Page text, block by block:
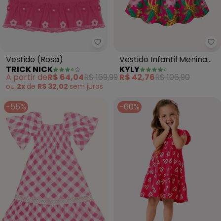
Trick Nick - Vestido (Rosa)
Vestido (Rosa)
TRICK NICK
A partir deR$ 64,04R$ 169,99
ou 2x de R$ 32,02 sem juros
Vestido Infantil Menina
em Algodão (Rosa)
KYLY
R$ 42,76R$ 106,90
-55% -60%